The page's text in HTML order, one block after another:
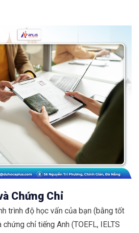
Chứng Chỉ
trình độ học vấn của bạn (bằng tốt
chỉ tiếng Anh (TOEFL, IELTS